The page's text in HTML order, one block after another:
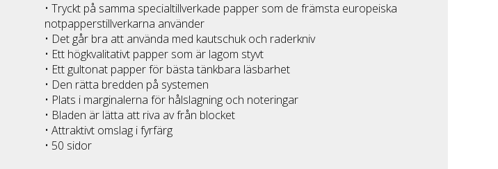
• Tryckt på samma specialtillverkade papper som de främsta europeiska
notpapperstillverkarna använder
• Det går bra att använda med kautschuk och raderkniv
• Ett högkvalitativt papper som är lagom styvt
• Ett gultonat papper för bästa tänkbara läsbarhet
• Den rätta bredden på systemen
• Plats i marginalerna för hålslagning och noteringar
• Bladen är lätta att riva av från blocket
• Attraktivt omslag i fyrfärg
• 50 sidor